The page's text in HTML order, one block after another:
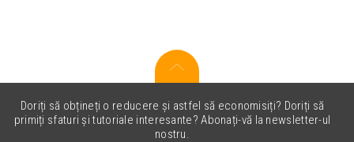
Doriți să obțineți o reducere și astfel să economisiți? Doriți să
primiți sfaturi și tutoriale interesante? Abonați-vă la newsletter-ul
nostru.